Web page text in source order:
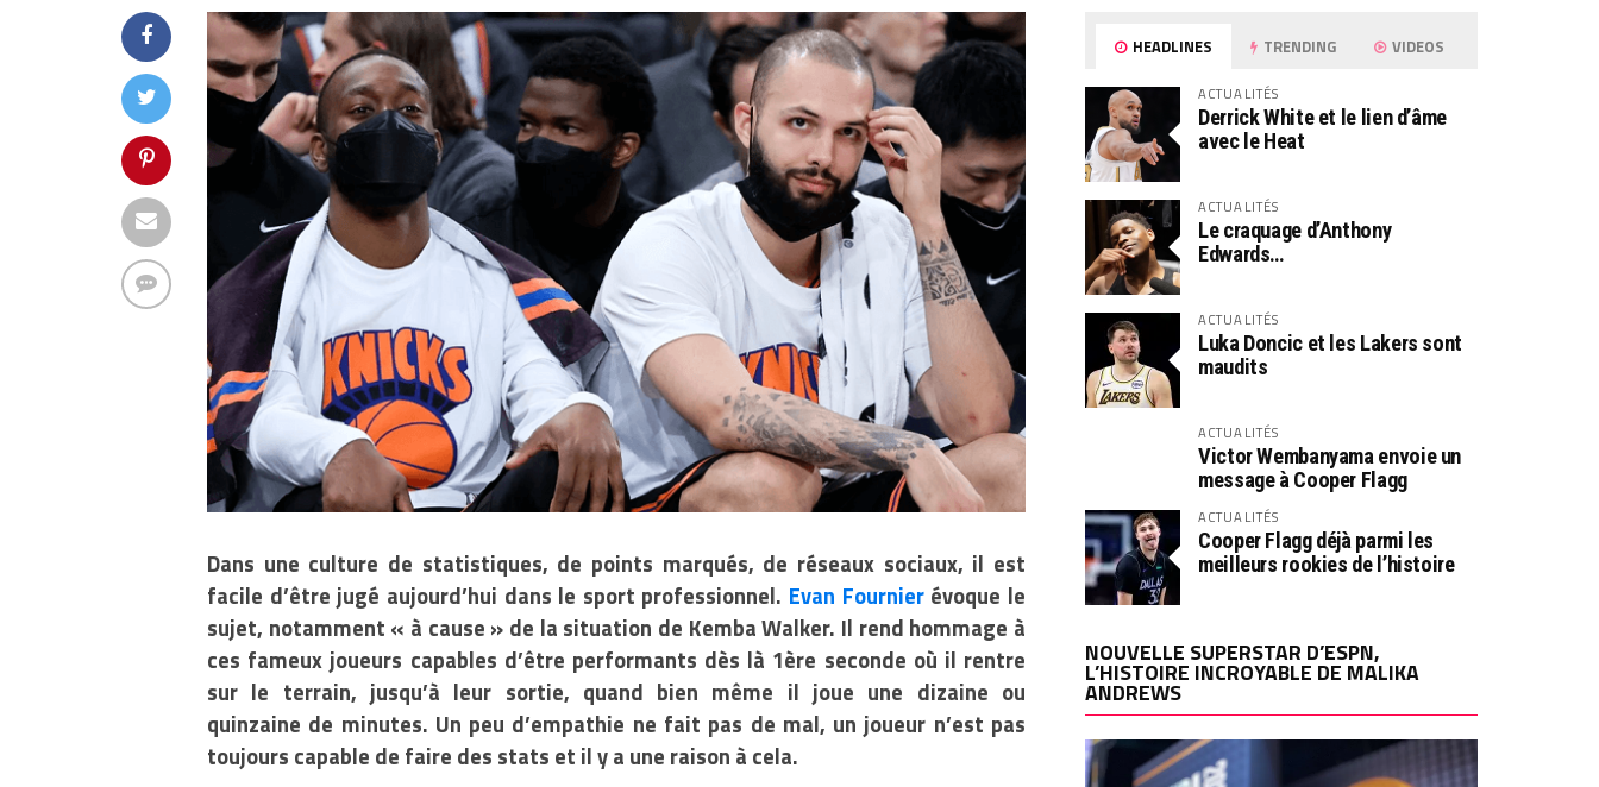
Dans une culture de statistiques, de points marqués, de réseaux sociaux, il est
facile d’être jugé aujourd’hui dans le sport professionnel. Evan Fournierévoque le
sujet, notamment « à cause » de la situation de Kemba Walker. Il rend hommage à
ces fameux joueurs capables d’être performants dès là 1ère seconde où il rentre
sur le terrain, jusqu’à leur sortie, quand bien même il joue une dizaine ou
quinzaine de minutes. Un peu d’empathie ne fait pas de mal, un joueur n’est pas
toujours capable de faire des stats et il y a une raison à cela.
HEADLINES TRENDING VIDEOS
ACTUALITÉS
Derrick White et le lien d’âme
avec le Heat
ACTUALITÉS
Le craquage d’Anthony
Edwards…
ACTUALITÉS
Luka Doncic et les Lakers sont
maudits
ACTUALITÉS
Victor Wembanyama envoie un
message à Cooper Flagg
ACTUALITÉS
Cooper Flagg déjà parmi les
meilleurs rookies de l’histoire
NOUVELLE SUPERSTAR D’ESPN,
L’HISTOIRE INCROYABLE DE MALIKA
ANDREWS